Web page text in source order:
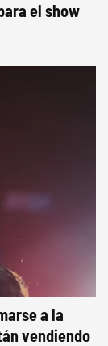
el show
a la
vendiendo